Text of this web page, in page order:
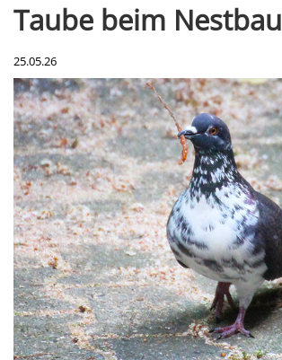
Taube beim Nestbau
25.05.26